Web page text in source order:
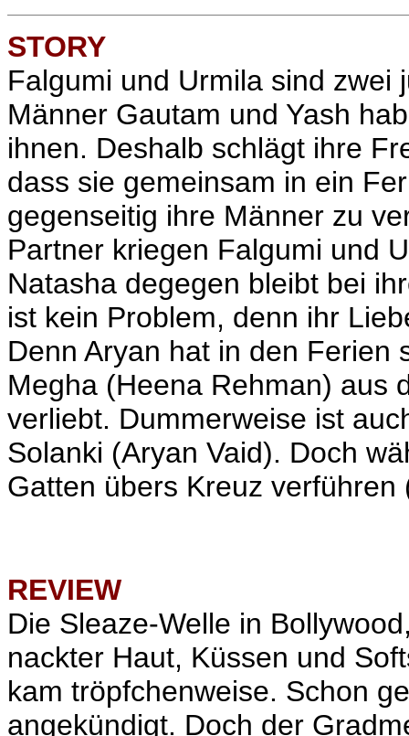
STORY
Falgumi und Urmila sind zwei
Männer Gautam und Yash
ihnen. Deshalb schlägt ihre
dass sie gemeinsam in ein
gegenseitig ihre Männer zu
Partner kriegen Falgumi und
Natasha degegen bleibt bei
ist kein Problem, denn ihr
Denn Aryan hat in den Ferien
Megha (Heena Rehman) aus
verliebt. Dummerweise ist
Solanki (Aryan Vaid). Doch
Gatten übers Kreuz verführen
REVIEW
Die Sleaze-Welle in
nackter Haut, Küssen und
kam tröpfchenweise. Schon
angekündigt. Doch der